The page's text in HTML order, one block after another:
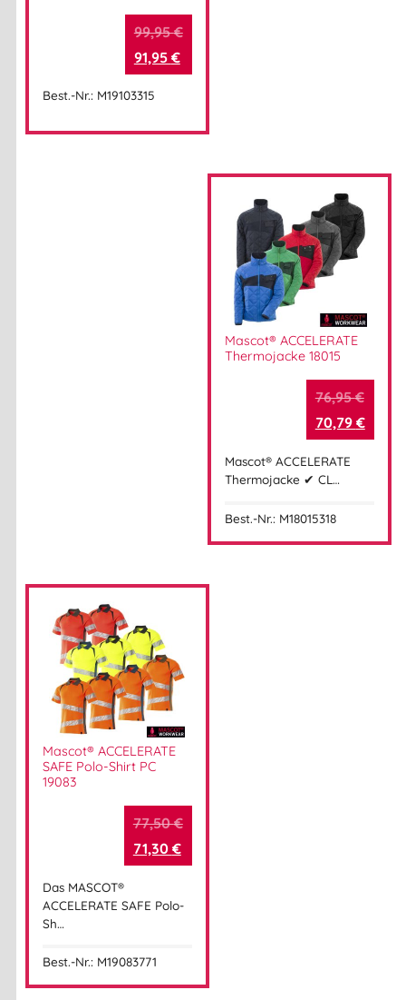
99,95€
91,95 €
Best.-Nr.: M19103315
Mascot® ACCELERATE
Thermojacke 18015
76,95€
70,79 €
Mascot® ACCELERATE
Thermojacke ✔ CL…
Best.-Nr.: M18015318
Mascot® ACCELERATE
SAFE Polo-Shirt PC
19083
77,50€
71,30 €
Das MASCOT®
ACCELERATE SAFE Polo-
Sh…
Best.-Nr.: M19083771